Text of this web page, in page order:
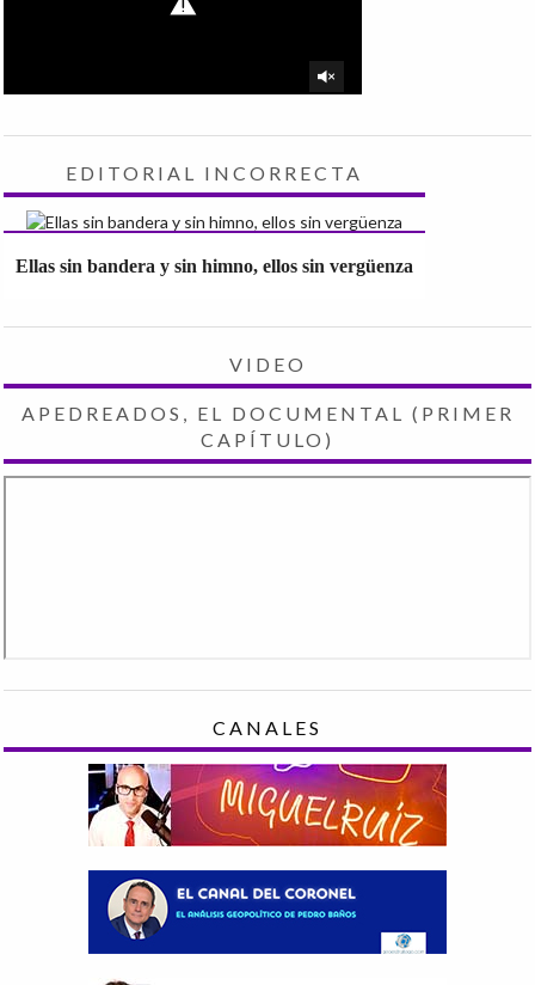
EDITORIAL INCORRECTA
Ellas sin bandera y sin himno, ellos sin vergüenza
VIDEO
APEDREADOS, EL DOCUMENTAL (PRIMER
CAPÍTULO)
CANALES